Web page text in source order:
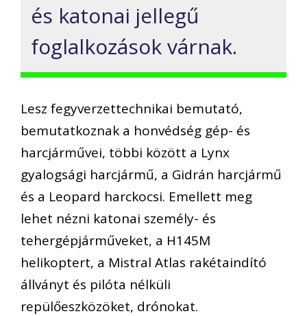
és katonai jellegű
foglalkozások várnak.
Lesz fegyverzettechnikai bemutató,
bemutatkoznak a honvédség gép- és
harcjárművei, többi között a Lynx
gyalogsági harcjármű, a Gidrán harcjármű
és a Leopard harckocsi. Emellett meg
lehet nézni katonai személy- és
tehergépjárműveket, a H145M
helikoptert, a Mistral Atlas rakétaindító
állványt és pilóta nélküli
repülőeszközöket, drónokat.